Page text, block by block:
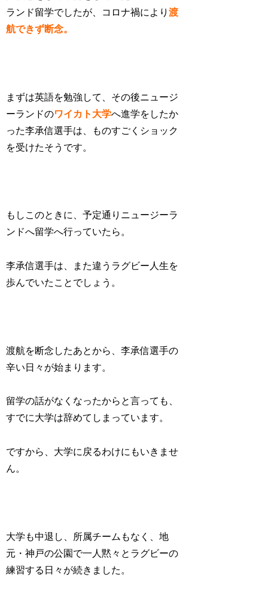
ランド留学でしたが、コロナ禍により渡
航できず断念。
まずは英語を勉強して、その後ニュージ
ーランドのワイカト大学へ進学をしたか
った李承信選手は、ものすごくショック
を受けたそうです。
もしこのときに、予定通りニュージーラ
ンドへ留学へ行っていたら。
李承信選手は、また違うラグビー人生を
歩んでいたことでしょう。
渡航を断念したあとから、李承信選手の
辛い日々が始まります。
留学の話がなくなったからと言っても、
すでに大学は辞めてしまっています。
ですから、大学に戻るわけにもいきませ
ん。
大学も中退し、所属チームもなく、地
元・神戸の公園で一人黙々とラグビーの
練習する日々が続きました。